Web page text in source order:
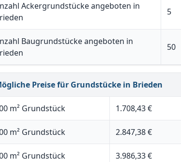
Ackergrundstücke angeboten in
5
Baugrundstücke angeboten in
50
Preise für Grundstücke in Brieden
m² Grundstück 1.708,43 €
m² Grundstück 2.847,38 €
m² Grundstück 3.986,33 €